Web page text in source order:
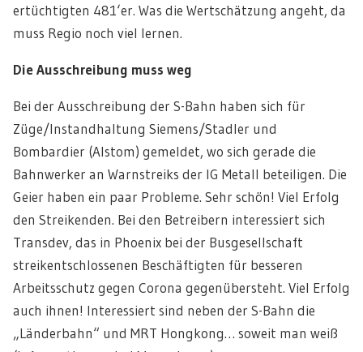
ertüchtigten 481‘er. Was die Wertschätzung angeht, da
muss Regio noch viel lernen.
Die Ausschreibung muss weg
Bei der Ausschreibung der S-Bahn haben sich für
Züge/Instandhaltung Siemens/Stadler und
Bombardier (Alstom) gemeldet, wo sich gerade die
Bahnwerker an Warnstreiks der IG Metall beteiligen. Die
Geier haben ein paar Probleme. Sehr schön! Viel Erfolg
den Streikenden. Bei den Betreibern interessiert sich
Transdev, das in Phoenix bei der Busgesellschaft
streikentschlossenen Beschäftigten für besseren
Arbeitsschutz gegen Corona gegenübersteht. Viel Erfolg
auch ihnen! Interessiert sind neben der S-Bahn die
„Länderbahn“ und MRT Hongkong… soweit man weiß